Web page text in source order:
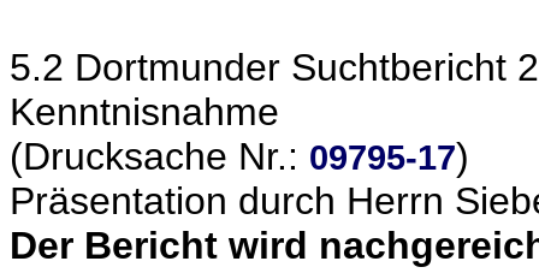
5.2 Dortmunder Suchtbericht
Kenntnisnahme
(Drucksache Nr.: 09795-17)
Präsentation durch Herrn
Der Bericht wird